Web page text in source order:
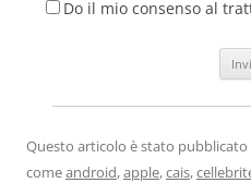
Do il mio consenso al
Questo articolo è stato pubblicato
comeandroid,apple,cais,